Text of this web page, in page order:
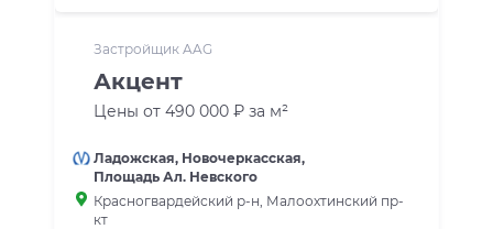
Застройщик AAG
Акцент
Цены от 490 000 ₽ за м²
Ладожская, Новочеркасская,
Площадь Ал. Невского
Красногвардейский р-н , Малоохтинский пр-
кт